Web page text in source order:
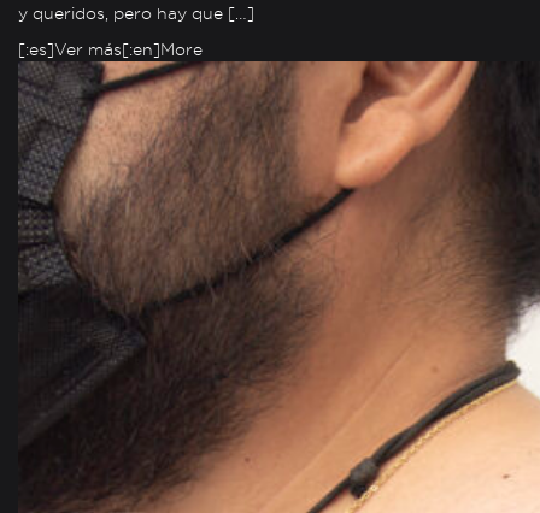
y queridos, pero hay que […]
[:es]Ver más[:en]More